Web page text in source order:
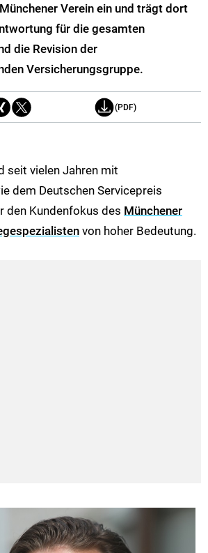
Verein ein und trägt dort
für die gesamten
die Revision der
Versicherungsgruppe.
(PDF)
seit vielen Jahren mit
dem Deutschen Servicepreis
den Kundenfokus des Münchener
von hoher Bedeutung.